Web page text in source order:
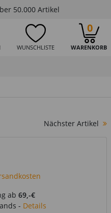
50.000 Artikel
WUNSCHLISTE WARENKORB
0
Nächster Artikel
ab 69,-€
- Details